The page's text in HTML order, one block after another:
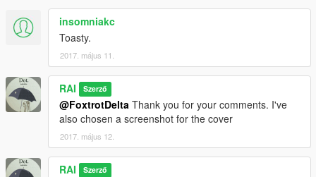
insomniakc
Toasty.
2017. május 11.
RAI Szerző
@FoxtrotDelta Thank you for your comments. I've
also chosen a screenshot for the cover
2017. május 12.
RAI Szerző